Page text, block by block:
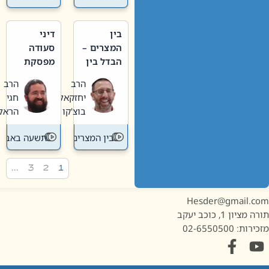
בין
המצרים –
הבדל בין
חדשה
לישנה
הרב
יחזקאל
בוצ'קו
בין המצרים
דיני
סעודה
מפסקת
תשעה
באב
הרב
חגי
הראל
תשעה באב
1, כוכב יעקב
02-6550500